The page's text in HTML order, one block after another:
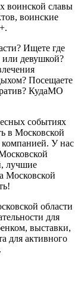
воинской славы
воинские
Ищете где
или девушкой?
Посещаете
КудаМО
событиях
в Московской
У нас
лучшие
Московской
области
для
выставки,
для активного